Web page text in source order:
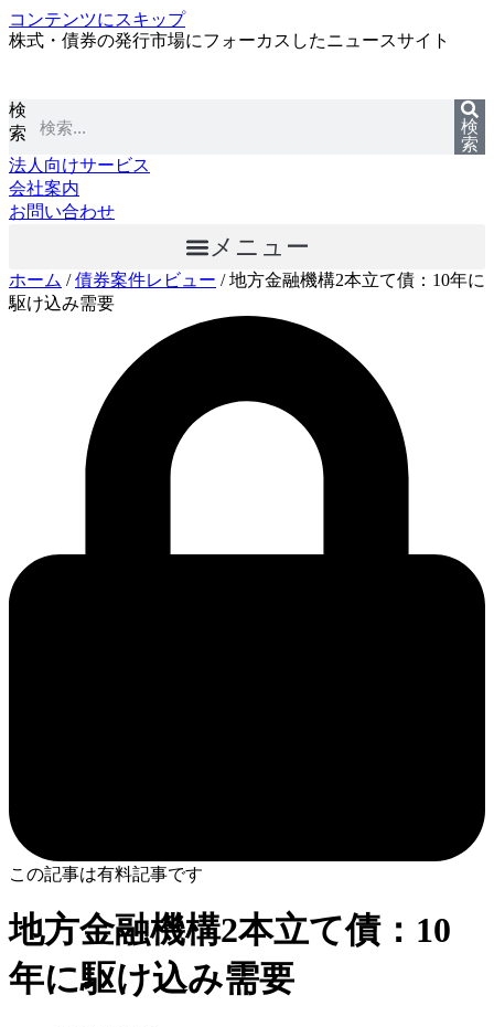
コンテンツにスキップ
株式・債券の発行市場にフォーカスしたニュースサイト
検
索
検
索
法人向けサービス
会社案内
お問い合わせ
メニュー
ホーム /債券案件レビュー /地方金融機構2本立て債：10年に
駆け込み需要
この記事は有料記事です
地方金融機構2本立て債：10
年に駆け込み需要